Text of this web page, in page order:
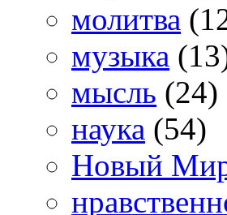
молитва
музыка
мысль (24)
наука (54)
Новый